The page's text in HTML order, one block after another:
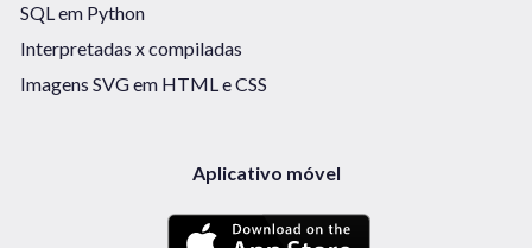
SQL em Python
Interpretadas x compiladas
Imagens SVG em HTML e CSS
Aplicativo móvel